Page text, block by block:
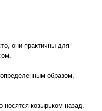
они практичны для
образом,
носятся козырьком назад.